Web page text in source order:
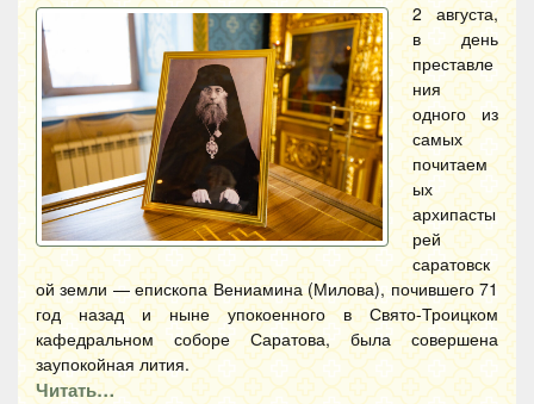
2 августа,
в день
преставле
ния
одного из
самых
почитаем
ых
архипасты
рей
саратовск
ой земли — епископа Вениамина (Милова), почившего 71
год назад и ныне упокоенного в Свято-Троицком
кафедральном соборе Саратова, была совершена
заупокойная лития.
Читать…